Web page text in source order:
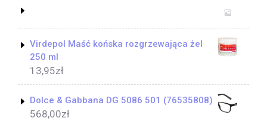
Virdepol Maść końska rozgrzewająca żel
250 ml
13,95zł
Dolce & Gabbana DG 5086 501 (76535808)
568,00zł